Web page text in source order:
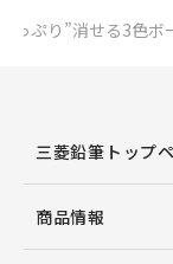
っぷり”消せる3色
三菱鉛筆トップ
商品情報